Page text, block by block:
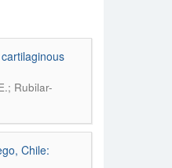
Rubilar-
Chile: